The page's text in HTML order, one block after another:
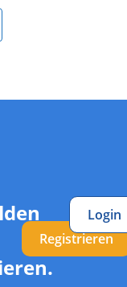
Registrieren
Login